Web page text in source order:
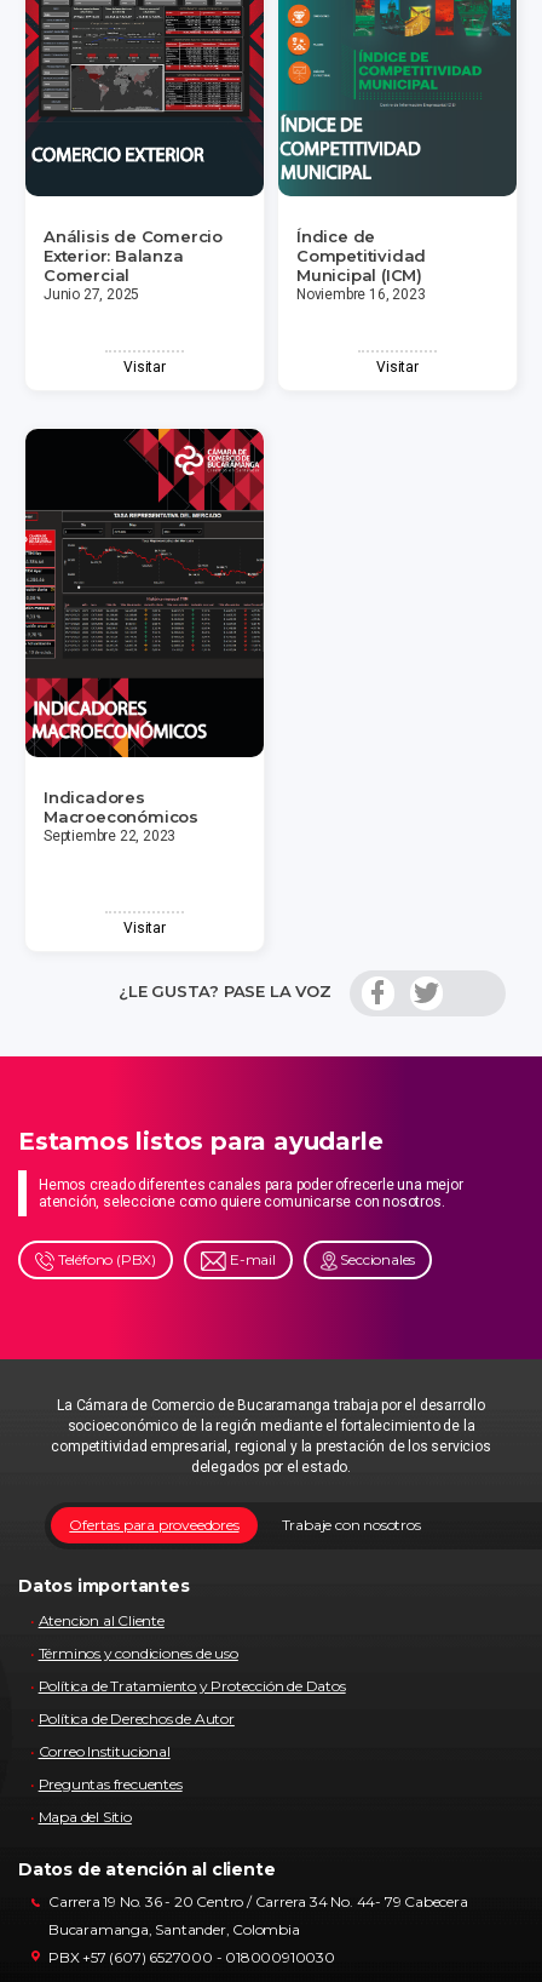
Análisis de Comercio
Exterior: Balanza
Comercial
Junio 27, 2025
Visitar
Índice de
Competitividad
Municipal (ICM)
Noviembre 16, 2023
Visitar
Indicadores
Macroeconómicos
Septiembre 22, 2023
Visitar
¿LE GUSTA? PASE LA VOZ
Estamos listos para ayudarle
Hemos creado diferentes canales para poder ofrecerle una mejor
atención, seleccione como quiere comunicarse con nosotros.
Teléfono (PBX) E-mail Seccionales
La Cámara de Comercio de Bucaramanga trabaja por el desarrollo
socioeconómico de la región mediante el fortalecimiento de la
competitividad empresarial, regional y la prestación de los servicios
delegados por el estado.
Trabaje con nosotros
Ofertas para proveedores
Datos importantes
Atencion al Cliente
Términos y condiciones de uso
Política de Tratamiento y Protección de Datos
Política de Derechos de Autor
Correo Institucional
Preguntas frecuentes
Mapa del Sitio
Datos de atención al cliente
Carrera 19 No. 36 - 20 Centro / Carrera 34 No. 44- 79 Cabecera
Bucaramanga, Santander, Colombia
PBX +57 (607) 6527000 - 018000910030